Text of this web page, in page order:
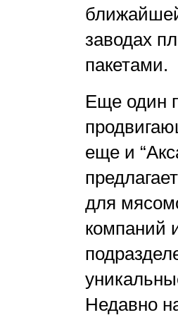
заводах
пакетами.
Еще один
еще и
для
компаний
Недавно